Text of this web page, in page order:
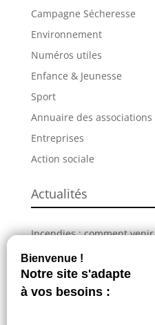
Campagne Sécheresse
Environnement
Numéros utiles
Enfance & Jeunesse
Sport
Annuaire des associations
Entreprises
Action sociale
Actualités
Incendies : comment
La Grande Fête de
août !